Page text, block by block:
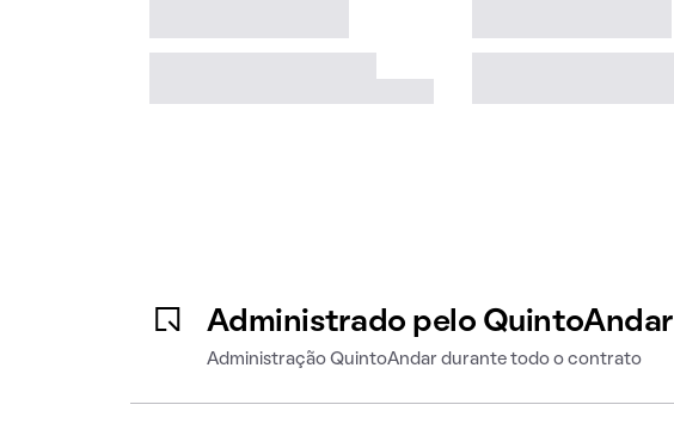
Administrado pelo QuintoAndar
Administração QuintoAndar durante todo o contrato